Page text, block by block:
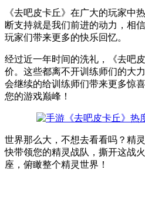
《去吧皮卡丘》在广大的玩家中
断支持就是我们前进的动力，相
玩家们带来更多的快乐回忆。
经过近一年时间的洗礼，《去吧
价。这些都离不开训练师们的大
会继续的给训练师们带来更多惊
您的游戏巅峰！
世界那么大，不想去看看吗？精
快带领您的精灵战队，撕开这战
座，俯瞰整个精灵世界！